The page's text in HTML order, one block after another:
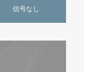
信号なし